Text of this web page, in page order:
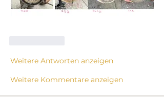
Weitere Antworten anzeigen
Weitere Kommentare anzeigen